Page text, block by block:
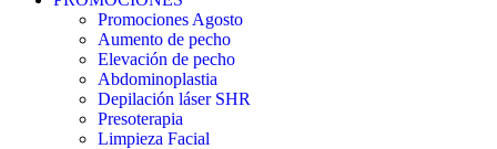
Promociones Agosto
Aumento de pecho
Elevación de pecho
Abdominoplastia
Depilación láser SHR
Presoterapia
Limpieza Facial